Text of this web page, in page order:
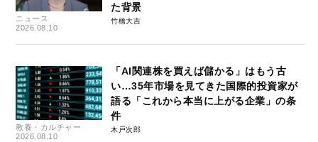
ニュース
2026.08.10
た背景
竹橋大吉
教養・カルチャー
2026.08.10
「AI関連株を買えば儲かる」はもう古
い…35年市場を見てきた国際的投資家が
語る「これから本当に上がる企業」の条
件
木戸次郎